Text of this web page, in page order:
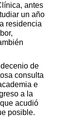
antes
un año
residencia
de
consulta
e
a la
acudió
posible.